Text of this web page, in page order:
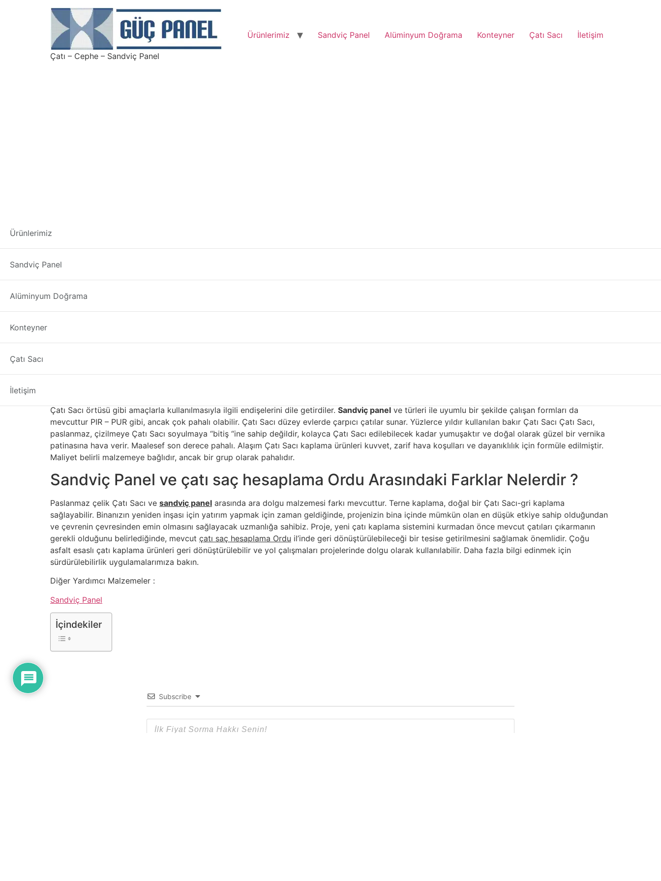
Çatı – Cephe – Sandviç Panel
Ürünlerimiz Sandviç Panel Alüminyum Doğrama Konteyner Çatı Sacı İletişim
Ürünlerimiz
Sandviç Panel
Alüminyum Doğrama
Konteyner
Çatı Sacı
İletişim
çatı saç hesaplama Ordu
alüminyum, bakır ve çinko alaşımları, çatı kaplama için kullanılan malzemelerdir. Çatı Sacı biri dayanıklılığı, fiyatı ve görünümü etkileyen farklı
özelliklere sahiptir. Konvansiyonel Malzemeleri çatılar için en yaygın kullanılan malzemeler çelik ve alüminyumdur. Çoğu kaplaması için kullanılan çelik,
alüminyumdan daha ağır ve dayanıklıdır. Üreticiler, çeliği Çatı Sacı ve korozyondan koruyan birçok dayanıklı kaplama ve kaplamaya karar verdiler.
için kullanılır.
Çatı Sacı örtüsü gibi amaçlarla kullanılmasıyla ilgili endişelerini dile getirdiler. Sandviç panel ve türleri ile uyumlu bir şekilde çalışan formları da
mevcuttur PIR – PUR gibi, ancak çok pahalı olabilir. Çatı Sacı düzey evlerde çarpıcı çatılar sunar. Yüzlerce yıldır kullanılan bakır Çatı Sacı Çatı Sacı,
paslanmaz, çizilmeye Çatı Sacı soyulmaya “bitiş “ine sahip değildir, kolayca Çatı Sacı edilebilecek kadar yumuşaktır ve doğal olarak güzel bir vernika
patinasına hava verir. Maalesef son derece pahalı. Alaşım Çatı Sacı kaplama ürünleri kuvvet, zarif hava koşulları ve dayanıklılık için formüle edilmiştir.
Maliyet belirli malzemeye bağlıdır, ancak bir grup olarak pahalıdır.
Sandviç Panel ve çatı saç hesaplama Ordu Arasındaki Farklar Nelerdir ?
Paslanmaz çelik Çatı Sacı ve sandviç panel arasında ara dolgu malzemesi farkı mevcuttur. Terne kaplama, doğal bir Çatı Sacı-gri kaplama
sağlayabilir. Binanızın yeniden inşası için yatırım yapmak için zaman geldiğinde, projenizin bina içinde mümkün olan en düşük etkiye sahip olduğundan
ve çevrenin çevresinden emin olmasını sağlayacak uzmanlığa sahibiz. Proje, yeni çatı kaplama sistemini kurmadan önce mevcut çatıları çıkarmanın
gerekli olduğunu belirlediğinde, mevcut çatı saç hesaplama Ordu il’inde geri dönüştürülebileceği bir tesise getirilmesini sağlamak önemlidir. Çoğu
asfalt esaslı çatı kaplama ürünleri geri dönüştürülebilir ve yol çalışmaları projelerinde dolgu olarak kullanılabilir. Daha fazla bilgi edinmek için
sürdürülebilirlik uygulamalarımıza bakın.
Diğer Yardımcı Malzemeler :
Sandviç Panel
İçindekiler
Subscribe